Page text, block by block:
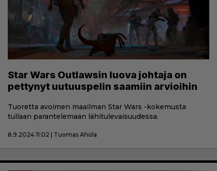
Star Wars Outlawsin luova johtaja on
pettynyt uutuuspelin saamiin arvioihin
Tuoretta avoimen maailman Star Wars -kokemusta
tullaan parantelemaan lähitulevaisuudessa.
8.9.2024 11:02 | Tuomas Ahola